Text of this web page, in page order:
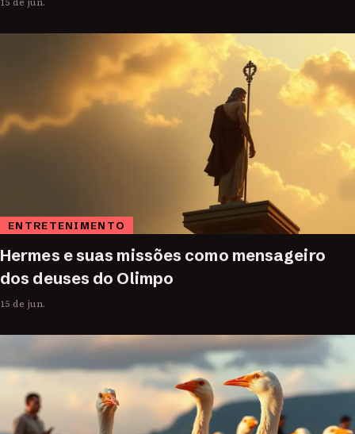
15 de jun.
ENTRETENIMENTO
Hermes e suas missões como mensageiro
dos deuses do Olimpo
15 de jun.